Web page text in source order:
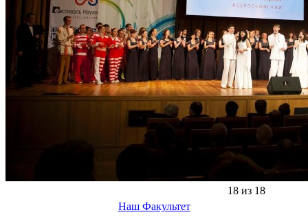
18 из 18
Наш Факультет